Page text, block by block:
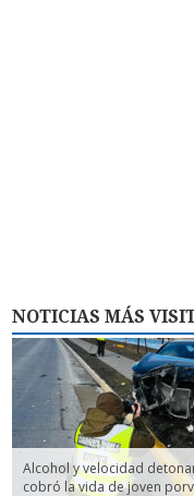
NOTICIAS MÁS
Alcohol y velocidad
cobró la vida de joven